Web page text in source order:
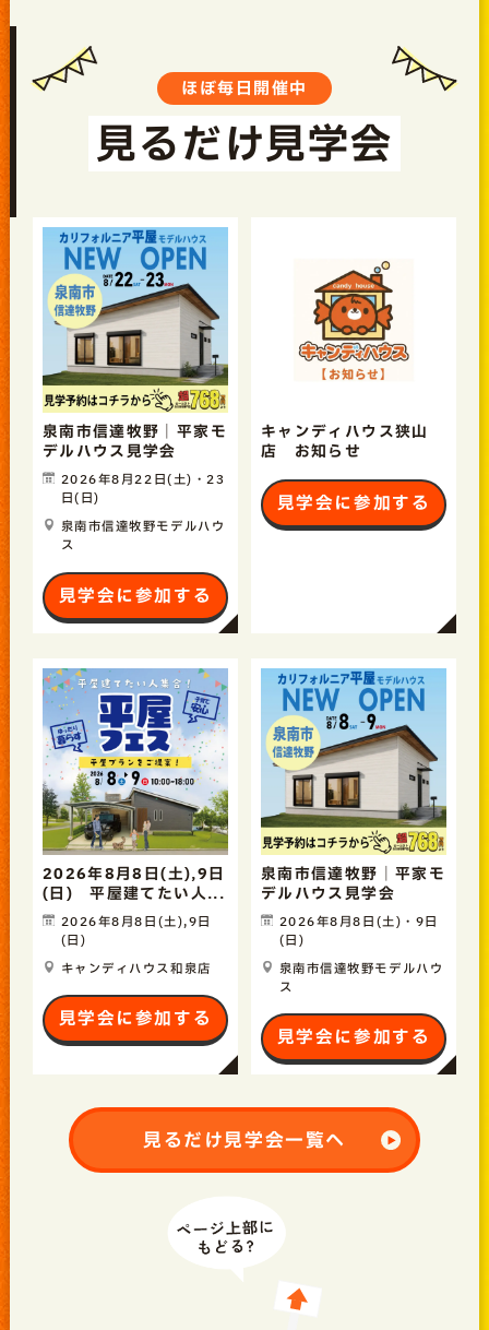
ほぼ毎日開催中
見るだけ見学会
泉南市信達牧野｜平家モ
デルハウス見学会
2026年8月22日(土)・23
日(日)
泉南市信達牧野モデルハウ
ス
見学会に参加する
キャンディハウス狭山
店 お知らせ
見学会に参加する
2026年8月8日(土),9日
(日) 平屋建てたい人...
2026年8月8日(土),9日
(日)
キャンディハウス和泉店
見学会に参加する
泉南市信達牧野｜平家モ
デルハウス見学会
2026年8月8日(土)・9日
(日)
泉南市信達牧野モデルハウ
ス
見学会に参加する
見るだけ見学会一覧へ